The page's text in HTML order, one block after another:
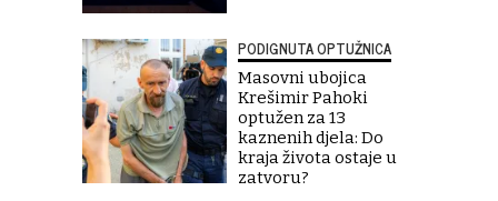
PODIGNUTA OPTUŽNICA
Masovni ubojica
Krešimir Pahoki
optužen za 13
kaznenih djela: Do
kraja života ostaje u
zatvoru?